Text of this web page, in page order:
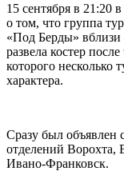
15 сентября в 21:20
о том, что группа
«Под Берды» вблизи
развела костер
которого несколько
характера.
Сразу был объявлен
отделений Ворохта,
Ивано-Франковск.